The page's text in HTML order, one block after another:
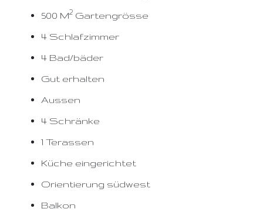
500 M2 Gartengrösse
4 Schlafzimmer
4 Bad/bäder
Gut erhalten
Aussen
4 Schränke
1 Terassen
Küche eingerichtet
Orientierung südwest
Balkon